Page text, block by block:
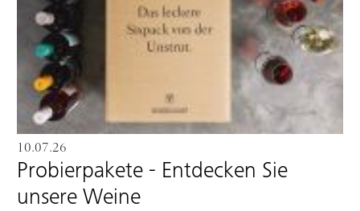
10.07.26
Probierpakete - Entdecken Sie
unsere Weine